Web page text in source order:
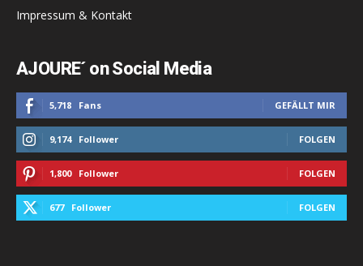
Impressum & Kontakt
AJOURE´ on Social Media
5,718 Fans GEFÄLLT MIR
9,174 Follower FOLGEN
1,800 Follower FOLGEN
677 Follower FOLGEN